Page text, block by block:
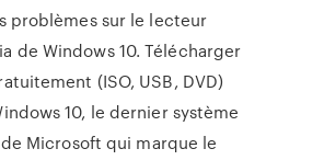
problèmes sur le lecteur
de Windows 10. Télécharger
(ISO, USB, DVD)
10, le dernier système
Microsoft qui marque le